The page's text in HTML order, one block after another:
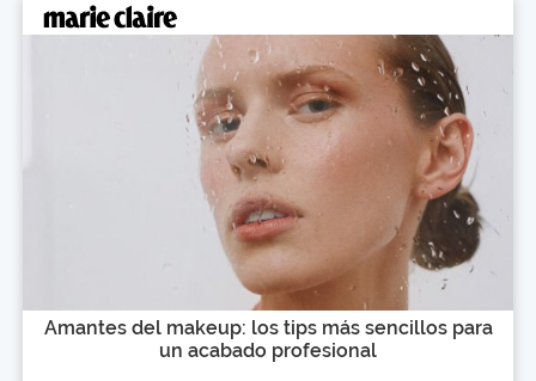
Amantes del makeup: los tips más sencillos para
un acabado profesional